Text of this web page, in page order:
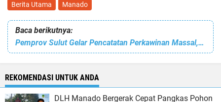
Berita Utama Manado
Baca berikutnya:
Pemprov Sulut Gelar Pencatatan Perkawinan Massal, Wagub Victor Mailangkay Jadi Saksi 125 Pasangan
REKOMENDASI UNTUK ANDA
DLH Manado Bergerak Cepat Pangkas Pohon